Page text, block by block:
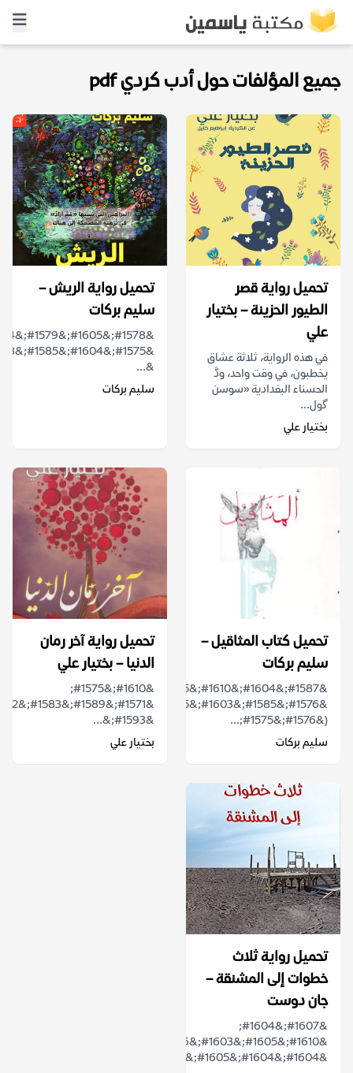
جميع المؤلفات حول أدب كردي pdf
تحميل رواية قصر
الطيور الحزينة – بختيار
علي
في هذه الرواية، ثلاثة عشاق
يخطبون، في وقت واحد، ودَّ
الحسناء البغدادية «سوسن
ﮔول...
بختيار علي
تحميل رواية الريش –
سليم بركات
&...
سليم بركات
تحميل كتاب المثاقيل –
سليم بركات
&#1576;&#1585;&#1603;&#1575;&#1578;
(&#1576;&#1575;...
سليم بركات
تحميل رواية آخر رمان
الدنيا – بختيار علي
&#1610;&#1575;
&#1593;&...
بختيار علي
تحميل رواية ثلاث
خطوات إلى المشنقة –
جان دوست
&#1607;&#1604;
&#1604;&#1604;&#1605;&#1588;&#1606;&...